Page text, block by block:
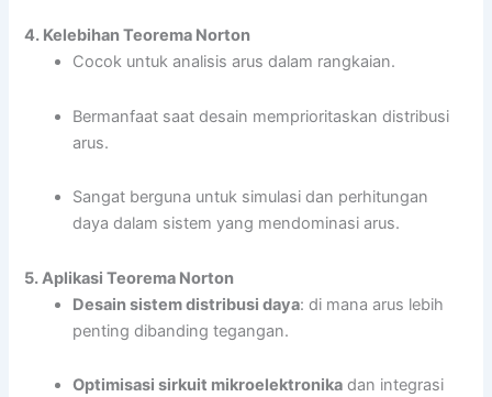
4. Kelebihan Teorema Norton
Cocok untuk analisis arus dalam rangkaian.
Bermanfaat saat desain memprioritaskan distribusi
arus.
Sangat berguna untuk simulasi dan perhitungan
daya dalam sistem yang mendominasi arus.
5. Aplikasi Teorema Norton
Desain sistem distribusi daya: di mana arus lebih
penting dibanding tegangan.
Optimisasi sirkuit mikroelektronika dan integrasi